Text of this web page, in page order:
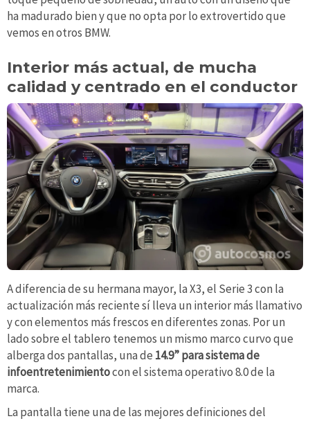
ha madurado bien y que no opta por lo extrovertido que
vemos en otros BMW.
Interior más actual, de mucha
calidad y centrado en el conductor
A diferencia de su hermana mayor, la X3, el Serie 3 con la
actualización más reciente sí lleva un interior más llamativo
y con elementos más frescos en diferentes zonas. Por un
lado sobre el tablero tenemos un mismo marco curvo que
alberga dos pantallas, una de 14.9” para sistema de
infoentretenimientocon el sistema operativo 8.0 de la
marca.
La pantalla tiene una de las mejores definiciones del